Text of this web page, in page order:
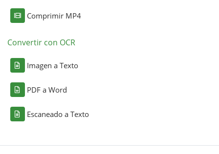
Comprimir MP4
Convertir con OCR
Imagen a Texto
PDF a Word
Escaneado a Texto